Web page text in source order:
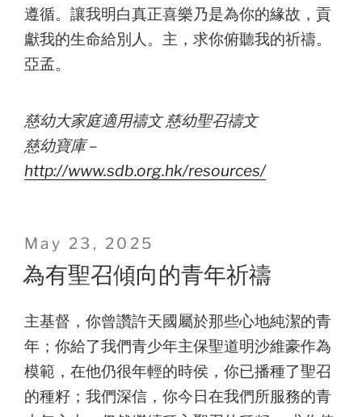
遵循。讓我明白真正喜樂乃是為你的緣故，貢
獻我的生命給別人。主，求你俯聽我的祈禱。
亞孟。
慈幼大家庭適用禱文 慈幼聖召禱文
慈幼寶庫 –
http://www.sdb.org.hk/resources/
Posted
on
May 23, 2025
為有聖召傾向的青年祈禱
主基督，你曾讚許天國屬於那些心地純潔的青
年；你給了我們青少年主保聖道明沙維豪作為
模範，在他仍很年輕的時侯，你已播種了聖召
的種籽；我們深信，你今日在我們所服務的青